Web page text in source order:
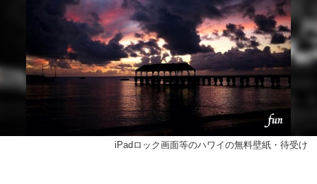
iPadロック画面等のハワイの無料壁紙・待受け